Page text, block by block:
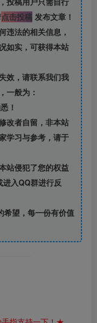
点击投稿发布文章！
违法的相关信息，
如实，可获得本站
效，请联系我们我
一般为：
！
改者自留， 非本站
学习与参考，请于
站侵犯了您的权益
入QQ群进行反
希望，每一份有价值